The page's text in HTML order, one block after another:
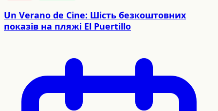
Un Verano de Cine: Шість безкоштовних
показів на пляжі El Puertillo